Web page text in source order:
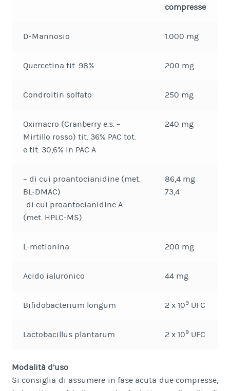
compresse
D-Mannosio 1.000 mg
Quercetina tit. 98% 200 mg
Condroitin solfato 250 mg
Oximacro (Cranberry e.s. –
Mirtillo rosso) tit. 36% PAC tot.
e tit. 30,6% in PAC A
240 mg
– di cui proantocianidine (met.
BL-DMAC)
-di cui proantocianidine A
(met. HPLC-MS)
86,4 mg
73,4
L-metionina 200 mg
Acido ialuronico 44 mg
Bifidobacterium longum 2 x 109 UFC
Lactobacillus plantarum 2 x 109 UFC
Modalità d’uso
Si consiglia di assumere in fase acuta due compresse,